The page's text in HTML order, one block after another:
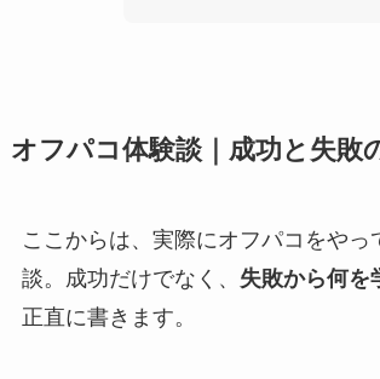
オフパコ体験談｜成功と失敗
ここからは、実際にオフパコをやっ
談。成功だけでなく、 失敗から何を
正直に書きます。